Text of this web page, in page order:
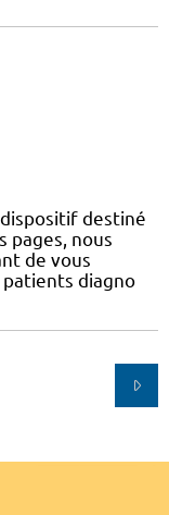
destiné
pages, nous
de vous
diagno